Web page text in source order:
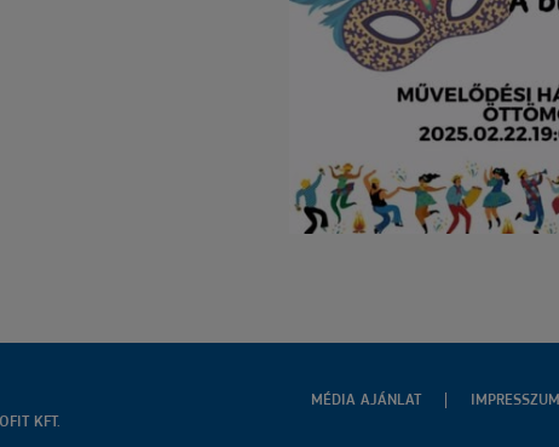
KFT.
MÉDIA AJÁNLAT IMPRESSZUM